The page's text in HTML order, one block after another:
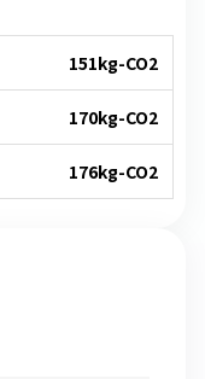
151kg-CO2
170kg-CO2
176kg-CO2